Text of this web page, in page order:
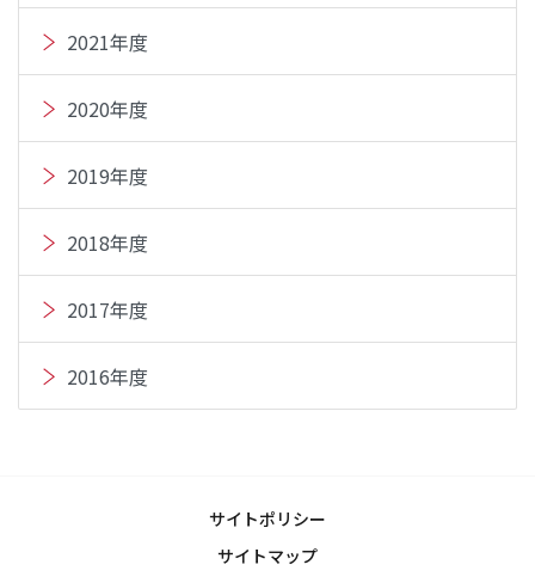
2021年度
2020年度
2019年度
2018年度
2017年度
2016年度
サイトポリシー
サイトマップ